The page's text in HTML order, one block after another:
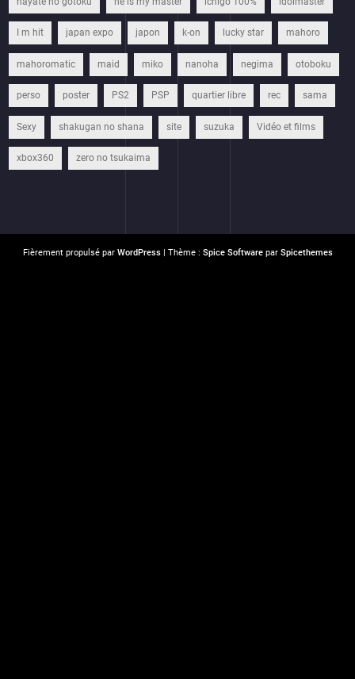
I m hit japan expo japon k-on lucky star mahoro
mahoromatic maid miko nanoha negima otoboku
perso poster PS2 PSP quartier libre rec sama
Sexy shakugan no shana site suzuka Vidéo et films
xbox360 zero no tsukaima
Fièrement propulsé par WordPress| Thème : Spice Softwarepar Spicethemes